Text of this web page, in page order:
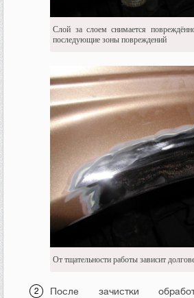
Слой за слоем снимается
последующие зоны повреждений
От тщательности работы зависит
После зачистки